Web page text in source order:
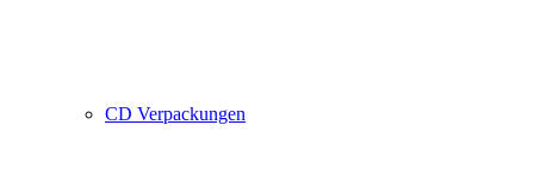
CD Verpackungen